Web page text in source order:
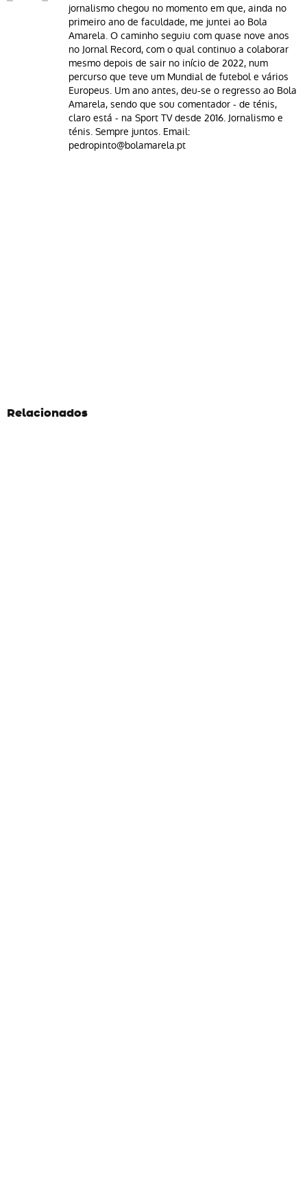
jornalismo chegou no momento em que, ainda no
primeiro ano de faculdade, me juntei ao Bola
Amarela. O caminho seguiu com quase nove anos
no Jornal Record, com o qual continuo a colaborar
mesmo depois de sair no início de 2022, num
percurso que teve um Mundial de futebol e vários
Europeus. Um ano antes, deu-se o regresso ao Bola
Amarela, sendo que sou comentador - de ténis,
claro está - na Sport TV desde 2016. Jornalismo e
ténis. Sempre juntos. Email:
pedropinto@bolamarela.pt
Relacionados